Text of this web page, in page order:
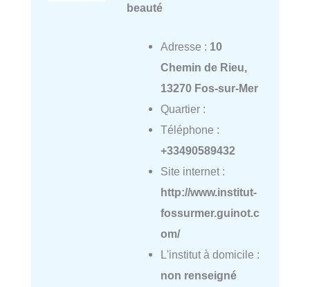
beauté
Adresse : 10
Chemin de Rieu,
13270 Fos-sur-Mer
Quartier :
Téléphone :
+33490589432
Site internet :
http://www.institut-
fossurmer.guinot.c
om/
L'institut à domicile :
non renseigné